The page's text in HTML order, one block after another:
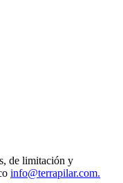
de limitación y
info@terrapilar.com.